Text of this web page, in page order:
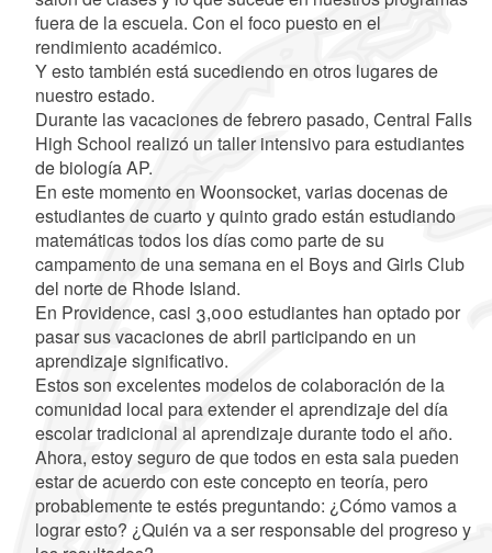
fuera de la escuela. Con el foco puesto en el
rendimiento académico.
Y esto también está sucediendo en otros lugares de
nuestro estado.
Durante las vacaciones de febrero pasado, Central Falls
High School realizó un taller intensivo para estudiantes
de biología AP.
En este momento en Woonsocket, varias docenas de
estudiantes de cuarto y quinto grado están estudiando
matemáticas todos los días como parte de su
campamento de una semana en el Boys and Girls Club
del norte de Rhode Island.
En Providence, casi 3,000 estudiantes han optado por
pasar sus vacaciones de abril participando en un
aprendizaje significativo.
Estos son excelentes modelos de colaboración de la
comunidad local para extender el aprendizaje del día
escolar tradicional al aprendizaje durante todo el año.
Ahora, estoy seguro de que todos en esta sala pueden
estar de acuerdo con este concepto en teoría, pero
probablemente te estés preguntando: ¿Cómo vamos a
lograr esto? ¿Quién va a ser responsable del progreso y